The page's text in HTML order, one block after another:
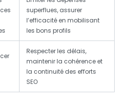
superflues, assurer
l’efficacité en mobilisant
les bons profils
Respecter les délais,
maintenir la cohérence et
la continuité des efforts
SEO